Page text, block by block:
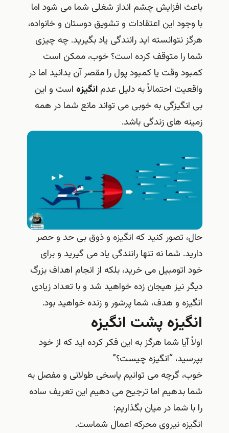
باعث افزایش چشم انداز شغلی شما می شود اما
با وجود این اعتقادات و تشویق دوستان و خانواده،
هرگز نتوانسته اید رانندگی یاد بگیرید. چه چیزی
شما را متوقف کرده است؟ خوب، ممکن است
کمبود وقت یا کمبود پول را مقصر آن بدانید اما در
واقعیت احتمالاً به دلیل عدم انگیزه است و این
بی انگیزگی به خوبی می تواند مانع شما در همه
زمینه های زندگی باشد.
حال، تصور کنید که انگیزه و ذوق بی حد و حصر
دارید. شما نه تنها رانندگی یاد می گیرید و برای
خود اتومبیل می خرید، بلکه از انجام اهداف بزرگ
دیگر نیز هیجان زده خواهید شد و با تعداد زیادی
انگیزه و هدف، شما پرشور و زنده خواهید بود.
انگیزه پشت انگیزه
اولاً آیا شما هرگز به این فکر کرده اید که از خود
بپرسید، “انگیزه چیست؟”
خوب، گرچه می توانیم پاسخی طولانی و مفصل به
شما بدهیم اما ترجیح می دهیم این تعریف ساده
را با شما در میان بگذاریم:
انگیزه نیروی محرکه اعمال شماست.